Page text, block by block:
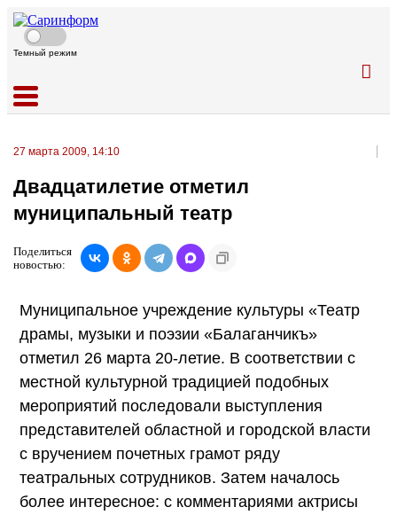
Темный режим
27 марта 2009, 14:10
Двадцатилетие отметил
муниципальный театр
Поделиться
новостью:
Муниципальное учреждение культуры «Театр
драмы, музыки и поэзии «Балаганчикъ»
отметил 26 марта 20-летие. В соответствии с
местной культурной традицией подобных
мероприятий последовали выступления
представителей областной и городской власти
с вручением почетных грамот ряду
театральных сотрудников. Затем началось
более интересное: с комментариями актрисы